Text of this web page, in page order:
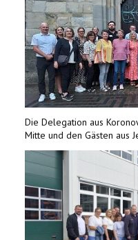
Die Delegation aus
Mitte und den Gästen aus